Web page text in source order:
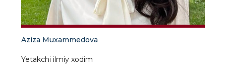
Aziza Muxammedova
Yetakchi ilmiy xodim